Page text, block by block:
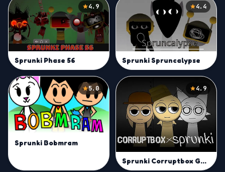
4.9
Sprunki Phase 56
4.4
Sprunki Spruncalypse
5.0
Sprunki Bobmram
4.9
Sprunki Corruptbox Goreless